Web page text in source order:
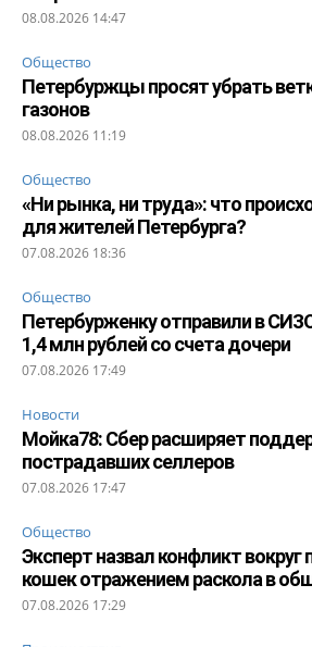
08.08.2026 14:47
Общество
Петербуржцы просят убрать
газонов
08.08.2026 11:19
Общество
«Ни рынка, ни труда»: что
для жителей Петербурга?
07.08.2026 18:36
Общество
Петербурженку отправили в
1,4 млн рублей со счета дочери
07.08.2026 17:49
Новости
Мойка78: Сбер расширяет
пострадавших селлеров
07.08.2026 17:47
Общество
Эксперт назвал конфликт
кошек отражением раскола в
07.08.2026 17:29